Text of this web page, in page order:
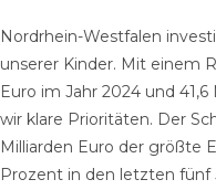
Nordrhein-Westfalen
unserer Kinder. Mit einem
Euro im Jahr 2024 und
wir klare Prioritäten. Der
Milliarden Euro der größte
Prozent in den letzten fünf